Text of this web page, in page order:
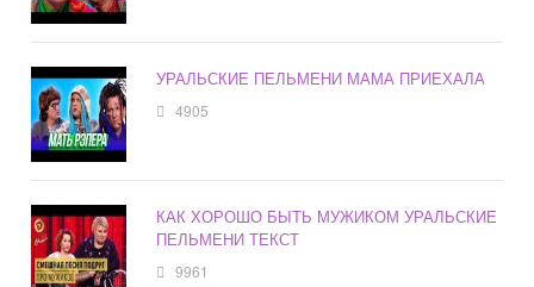
УРАЛЬСКИЕ ПЕЛЬМЕНИ МАМА ПРИЕХАЛА
4905
КАК ХОРОШО БЫТЬ МУЖИКОМ УРАЛЬСКИЕ
ПЕЛЬМЕНИ ТЕКСТ
9961